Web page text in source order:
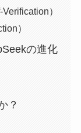
）
）
の進化
？